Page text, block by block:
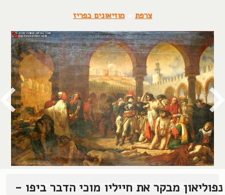
צרפת מוזיאונים בפריז
נפוליאון מבקר את חייליו מוכי הדבר ביפו -
© כל הזכויות שמורות, 2004-2026, אורן שץ